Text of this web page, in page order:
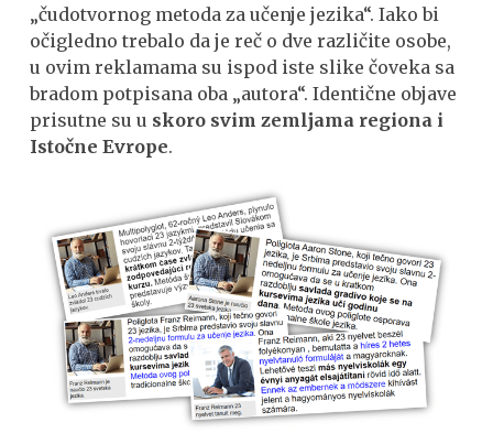
„čudotvornog metoda za učenje jezika“. Iako bi
očigledno trebalo da je reč o dve različite osobe,
u ovim reklamama su ispod iste slike čoveka sa
bradom potpisana oba „autora“. Identične objave
prisutne su u skoro svim zemljama regiona i
Istočne Evrope.